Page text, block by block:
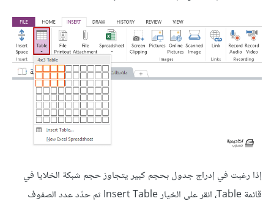
إذا رغبت في إدراج جدول بحجم كبير يتجاوز حجم شبكة الخلايا في
قائمة Table، انقر على الخيار Insert Table ثم حدّد عدد الصفوف